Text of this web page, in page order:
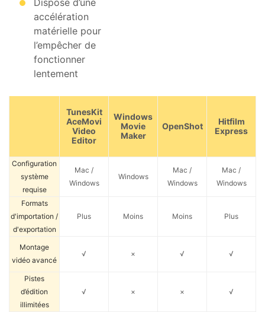
accélération
matérielle pour
l’empêcher de
fonctionner
lentement
TunesKit
AceMovi
Video
Editor
Windows
Movie
Maker
OpenShot
Hitfilm
Express
Configuration
système
requise
Mac /
Windows
Windows
Mac /
Windows
Mac /
Windows
Formats
d'importation /
d'exportation
Plus Moins Moins Plus
Montage
vidéo avancé
√ × √ √
Pistes
d’édition
illimitées
√ × × √